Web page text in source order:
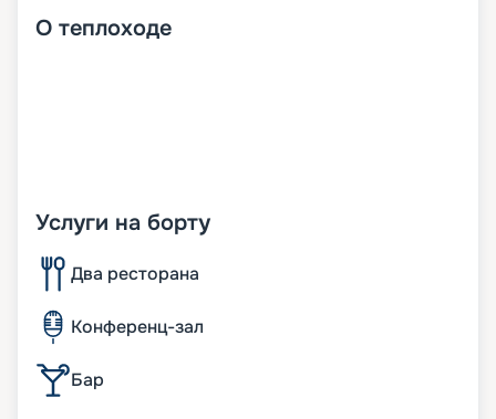
О теплоходе
Услуги на борту
Два ресторана
Конференц-зал
Бар